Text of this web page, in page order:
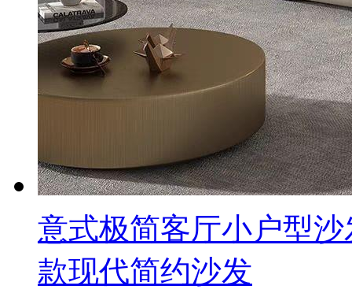
意式极简客厅小户型
款现代简约沙发